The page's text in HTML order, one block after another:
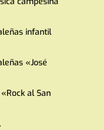
infantil
«José
al San